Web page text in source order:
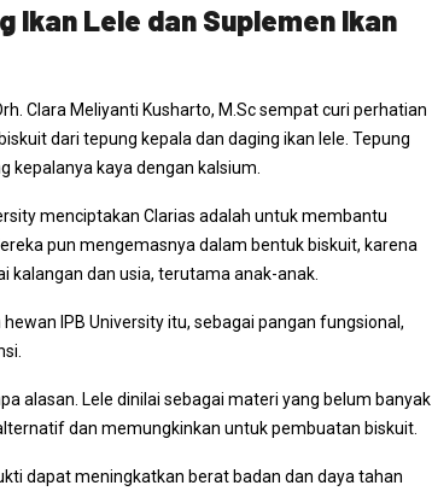
Ikan Lele dan Suplemen Ikan
Clara Meliyanti Kusharto, M.Sc sempat curi perhatian
dari tepung kepala dan daging ikan lele. Tepung
kepalanya kaya dengan kalsium.
menciptakan Clarias adalah untuk membantu
pun mengemasnya dalam bentuk biskuit, karena
kalangan dan usia, terutama anak-anak.
IPB University itu, sebagai pangan fungsional,
alasan. Lele dinilai sebagai materi yang belum banyak
dan memungkinkan untuk pembuatan biskuit.
dapat meningkatkan berat badan dan daya tahan